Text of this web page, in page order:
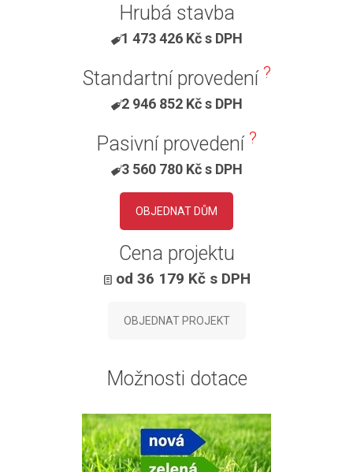
Hrubá stavba
1 473 426 Kč s DPH
Standartní provedení ?
2 946 852 Kč s DPH
Pasivní provedení ?
3 560 780 Kč s DPH
OBJEDNAT DŮM
Cena projektu
od 36 179 Kč s DPH
OBJEDNAT PROJEKT
Možnosti dotace